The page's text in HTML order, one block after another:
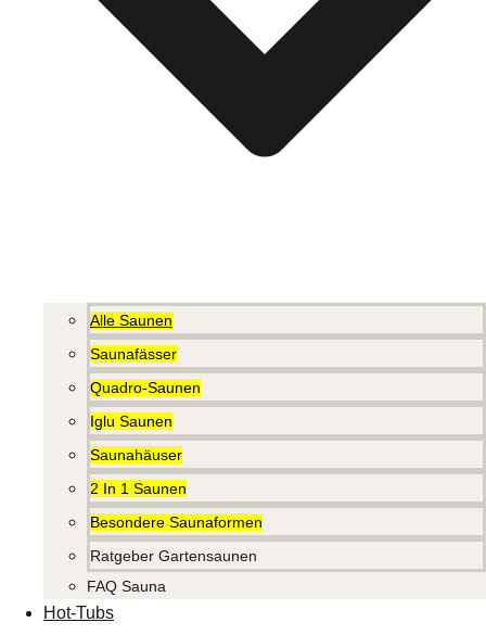
Alle Saunen
Saunafässer
Quadro-Saunen
Iglu Saunen
Saunahäuser
2 In 1 Saunen
Besondere Saunaformen
Ratgeber Gartensaunen
FAQ Sauna
Hot-Tubs